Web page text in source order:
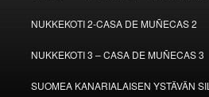
NUKKEKOTI 2-CASA DE MUÑECAS 2
NUKKEKOTI 3 – CASA DE MUÑECAS 3
SUOMEA KANARIALAISEN YSTÄVÄN